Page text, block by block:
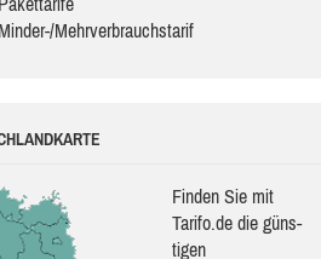
Minder-/Mehrverbrauchstarif
Finden Sie mit
Tarifo.de die güns­
ti­gen